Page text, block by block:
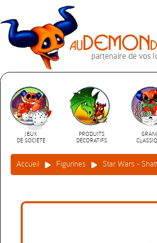
JEUX
DE SOCIÉTÉ
PRODUITS
DÉCORATIFS
Accueil Figurines Star Wars -